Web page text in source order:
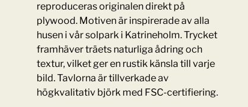
reproduceras originalen direkt på
plywood. Motiven är inspirerade av alla
husen i vår solpark i Katrineholm. Trycket
framhäver träets naturliga ådring och
textur, vilket ger en rustik känsla till varje
bild. Tavlorna är tillverkade av
högkvalitativ björk med FSC-certifiering.